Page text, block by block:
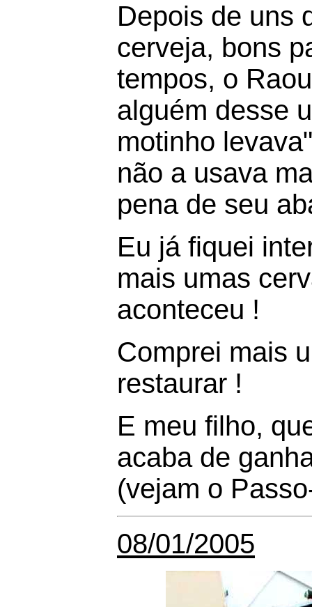
Depois de uns
cerveja, bons
tempos, o
alguém desse
motinho
não a usava
pena de seu
Eu já fiquei
mais umas
aconteceu !
Comprei mais
restaurar !
E meu filho,
acaba de
(vejam o
08/01/2005